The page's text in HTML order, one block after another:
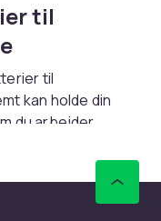
til
til
kan holde din
du arbejder,
om, at din
brug for det.